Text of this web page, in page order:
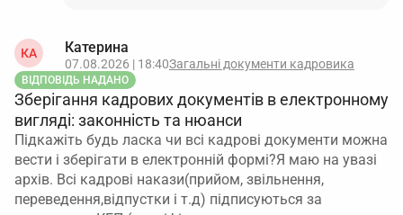
КА Катерина
07.08.2026 | 18:40Загальні документи кадровика
ВІДПОВІДЬ НАДАНО
Зберігання кадрових документів в електронному
вигляді: законність та нюанси
Підкажіть будь ласка чи всі кадрові документи можна
вести і зберігати в електронній формі?Я маю на увазі
архів. Всі кадрові накази(прийом, звільнення,
переведення,відпустки і т.д) підписуються за